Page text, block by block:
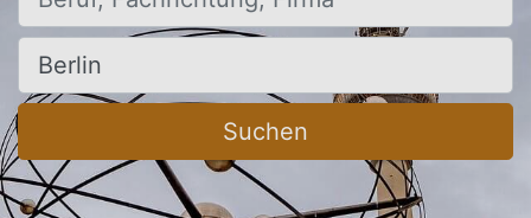
Ort, Stadt
Suchen